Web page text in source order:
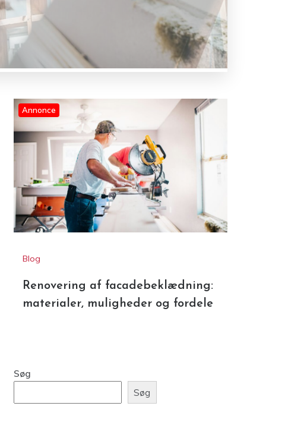
Annonce
Blog
Renovering af facadebeklædning:
materialer, muligheder og fordele
Søg
Søg